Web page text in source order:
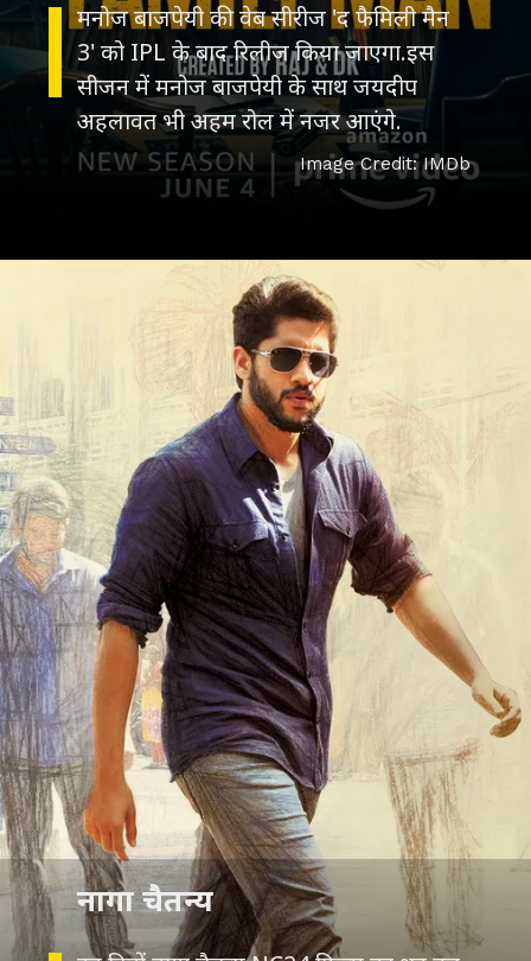
मनोज बाजपेयी की वेब सीरीज 'द फैमिली मैन
3' को IPL के बाद रिलीज किया जाएगा.इस
सीजन में मनोज बाजपेयी के साथ जयदीप
अहलावत भी अहम रोल में नजर आएंगे.
Image Credit: IMDb
नागा चैतन्य